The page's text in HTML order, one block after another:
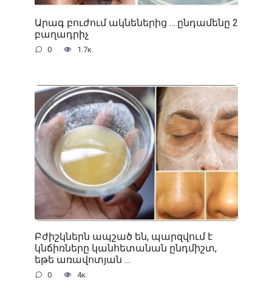
Արագ բուժում ակնեներից ….ընդամենը 2
բաղադրիչ
0 1.7к.
Բժիշկներն ապշած են, պարզվում է
կնճիռները կանհետանան ընդմիշտ,
եթե առավոտյան …
0 4к.